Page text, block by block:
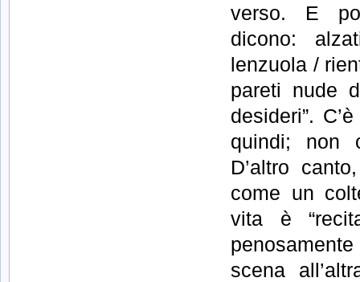
verso. E
dicono:
lenzuola /
pareti nude
desideri”.
quindi; non
D’altro
come un
vita è
scena